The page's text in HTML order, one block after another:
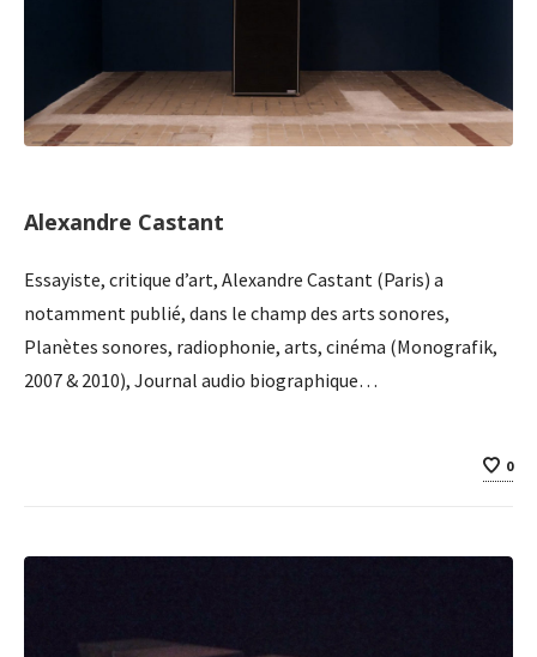
Alexandre Castant
Essayiste, critique d’art, Alexandre Castant (Paris) a
notamment publié, dans le champ des arts sonores,
Planètes sonores, radiophonie, arts, cinéma (Monografik,
2007 & 2010), Journal audio biographique…
0